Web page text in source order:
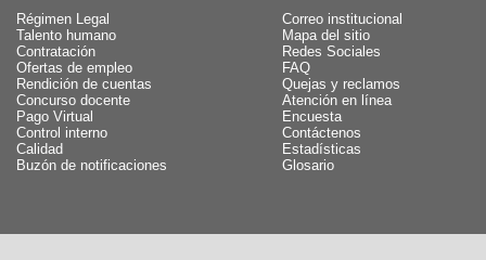
Régimen Legal
Talento humano
Contratación
Ofertas de empleo
Rendición de cuentas
Concurso docente
Pago Virtual
Control interno
Calidad
Buzón de notificaciones
Correo institucional
Mapa del sitio
Redes Sociales
FAQ
Quejas y reclamos
Atención en línea
Encuesta
Contáctenos
Estadísticas
Glosario